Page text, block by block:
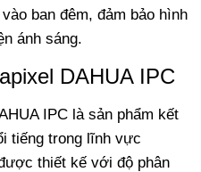
ban đêm, đảm bảo hình
ánh sáng.
DAHUA IPC
IPC là sản phẩm kết
tiếng trong lĩnh vực
thiết kế với độ phân